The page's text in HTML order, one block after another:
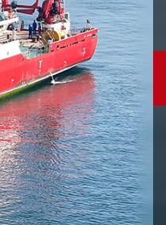
颜选攻略 海洋 时尚